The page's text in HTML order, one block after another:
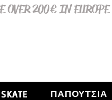
OVER 200€ IN EUROPE
SKATE ΠΑΠΟΥΤΣΙΑ